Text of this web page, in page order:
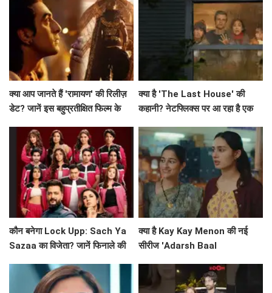
क्या आप जानते हैं 'रामायण' की रिलीज़
डेट? जानें इस बहुप्रतीक्षित फिल्म के
क्या है 'The Last House' की
कहानी? नेटफ्लिक्स पर आ रहा है एक
कौन बनेगा Lock Upp: Sach Ya
Sazaa का विजेता? जानें फिनाले की
क्या है Kay Kay Menon की नई
सीरीज 'Adarsh Baal